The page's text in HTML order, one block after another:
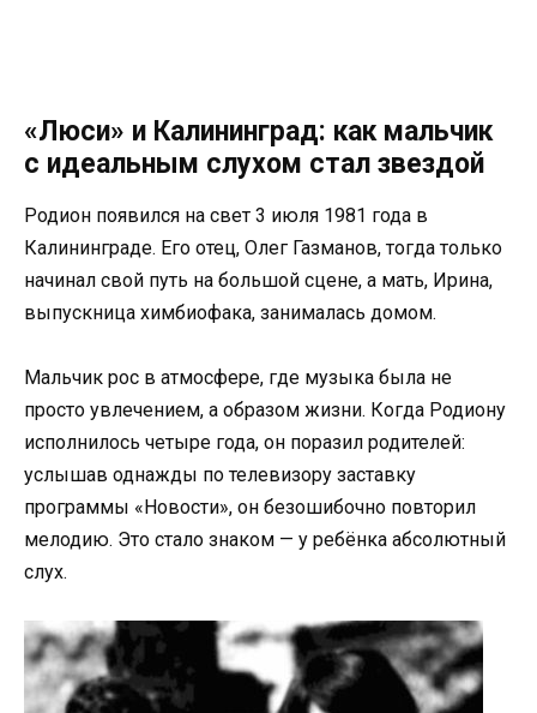
«Люси» и Калининград: как мальчик
с идеальным слухом стал звездой
Родион появился на свет 3 июля 1981 года в
Калининграде. Его отец, Олег Газманов, тогда только
начинал свой путь на большой сцене, а мать, Ирина,
выпускница химбиофака, занималась домом.
Мальчик рос в атмосфере, где музыка была не
просто увлечением, а образом жизни. Когда Родиону
исполнилось четыре года, он поразил родителей:
услышав однажды по телевизору заставку
программы «Новости», он безошибочно повторил
мелодию. Это стало знаком — у ребёнка абсолютный
слух.